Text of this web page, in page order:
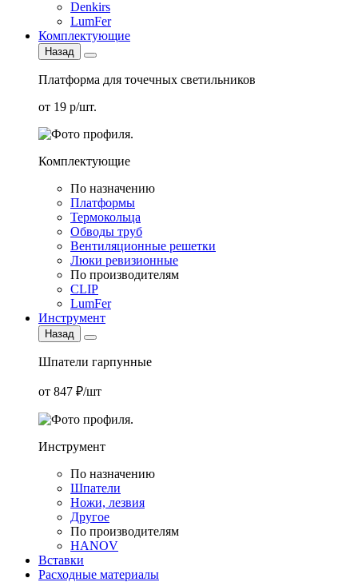
Denkirs
LumFer
Комплектующие
Назад
Платформа для точечных светильников
от 19 р/шт.
Комплектующие
По назначению
Платформы
Термокольца
Обводы труб
Вентиляционные решетки
Люки ревизионные
По производителям
CLIP
LumFer
Инструмент
Назад
Шпатели гарпунные
от 847 ₽/шт
Инструмент
По назначению
Шпатели
Ножи, лезвия
Другое
По производителям
HANOV
Вставки
Расходные материалы